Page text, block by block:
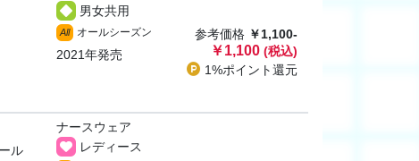
男女共用
All オールシーズン
2021年発売
参考価格 ￥1,100-
￥1,100 (税込)
1%ポイント還元
ル
ナースウェア
レディース